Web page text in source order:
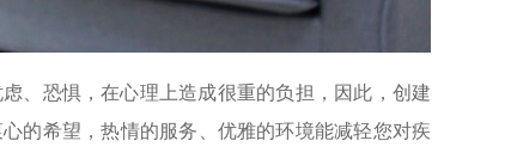
、恐惧，在心理上造成很重的负担，因此，创建
的希望，热情的服务、优雅的环境能减轻您对疾